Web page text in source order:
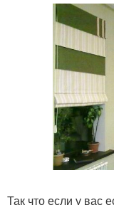
Так что если у вас